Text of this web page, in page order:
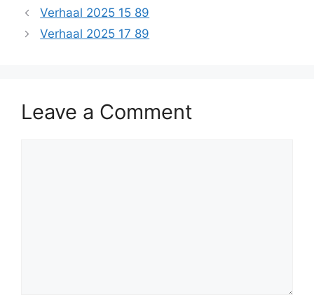
Verhaal 2025 15 89
Verhaal 2025 17 89
Leave a Comment